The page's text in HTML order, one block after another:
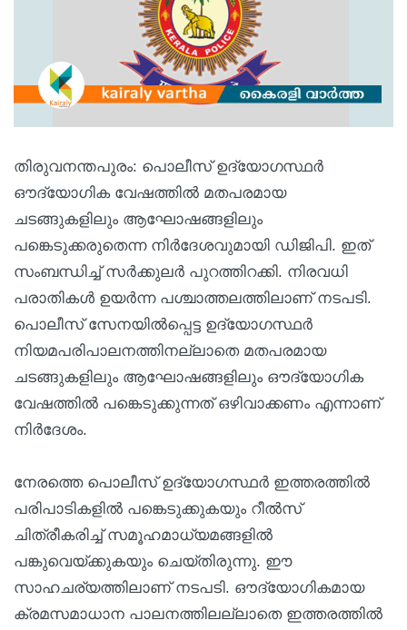
തിരുവനന്തപുരം: പൊലീസ് ഉദ്യോഗസ്ഥര്‍
ഔദ്യോഗിക വേഷത്തില്‍ മതപരമായ
ചടങ്ങുകളിലും ആഘോഷങ്ങളിലും
പങ്കെടുക്കരുതെന്ന നിര്‍ദേശവുമായി ഡിജിപി. ഇത്
സംബന്ധിച്ച് സര്‍ക്കുലര്‍ പുറത്തിറക്കി. നിരവധി
പരാതികള്‍ ഉയര്‍ന്ന പശ്ചാത്തലത്തിലാണ് നടപടി.
പൊലീസ് സേനയില്‍പ്പെട്ട ഉദ്യോഗസ്ഥര്‍
നിയമപരിപാലനത്തിനല്ലാതെ മതപരമായ
ചടങ്ങുകളിലും ആഘോഷങ്ങളിലും ഔദ്യോഗിക
വേഷത്തില്‍ പങ്കെടുക്കുന്നത് ഒഴിവാക്കണം എന്നാണ്
നിര്‍ദേശം.
നേരത്തെ പൊലീസ് ഉദ്യോഗസ്ഥര്‍ ഇത്തരത്തില്‍
പരിപാടികളില്‍ പങ്കെടുക്കുകയും റീല്‍സ്
ചിത്രീകരിച്ച് സമൂഹമാധ്യമങ്ങളില്‍
പങ്കുവെയ്ക്കുകയും ചെയ്തിരുന്നു. ഈ
സാഹചര്യത്തിലാണ് നടപടി. ഔദ്യോഗികമായ
ക്രമസമാധാന പാലനത്തിലല്ലാതെ ഇത്തരത്തില്‍